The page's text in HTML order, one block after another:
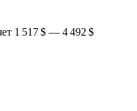
1 517 $ — 4 492 $